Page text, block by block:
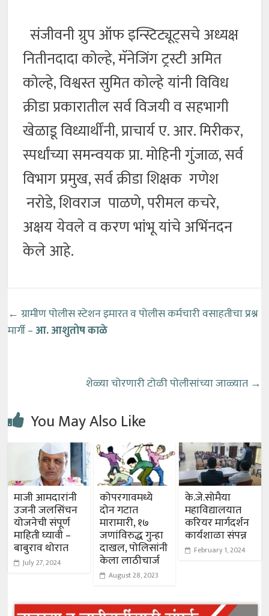
संजीवनी ग्रुप ऑफ इन्स्टिट्यूट्सचे अध्यक्ष
नितीनदादा कोल्हे, मॅनेजिंग ट्रस्टी अमित
कोल्हे, विश्वस्त सुमित कोल्हे यांनी विविध
क्रीडा प्रकारातील सर्व विजयी व सहभागी
खेळाडू विध्यार्थींनी, प्राचार्य ए. आर. मिरीकर,
स्पर्धांच्या समन्वयक प्रा. मोहिनी गुंजाळ, सर्व
विभाग प्रमुख, सर्व क्रीडा शिक्षक गणेश
नरोडे, शिवराज पाळणे, परीमल कचरे,
अक्षय येवले व करण भांभू यांचे अभिंनदन
केले आहे.
← ग्रामीण पोलीस स्टेशन इमारत व पोलीस कर्मचारी वसाहतीचा प्रश्न
मार्गी –आ. आशुतोष काळे
शेळ्या चोरणारी टोळी पोलीसांच्या जाळ्यात →
You May Also Like
माजी आमदारांनी
उजनी जलसिंचन
योजनेची संपूर्ण
माहिती घ्यावी –
बाबुराव थोरात
July 27, 2024
कोपरगावमध्ये
दोन गटात
मारामारी, १७
जणांविरुद्ध गुन्हा
दाखल, पोलिसांनी
केला लाठीचार्ज
August 28, 2023
के.जे.सोमैया
महाविद्यालयात
करियर मार्गदर्शन
कार्यशाळा संपन्न
February 1, 2024